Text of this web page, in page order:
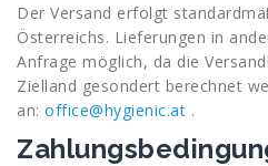
Der Versand erfolgt
Österreichs. Lieferungen in
Anfrage möglich, da die
Zielland gesondert berechnet
an: office@hygienic.at .